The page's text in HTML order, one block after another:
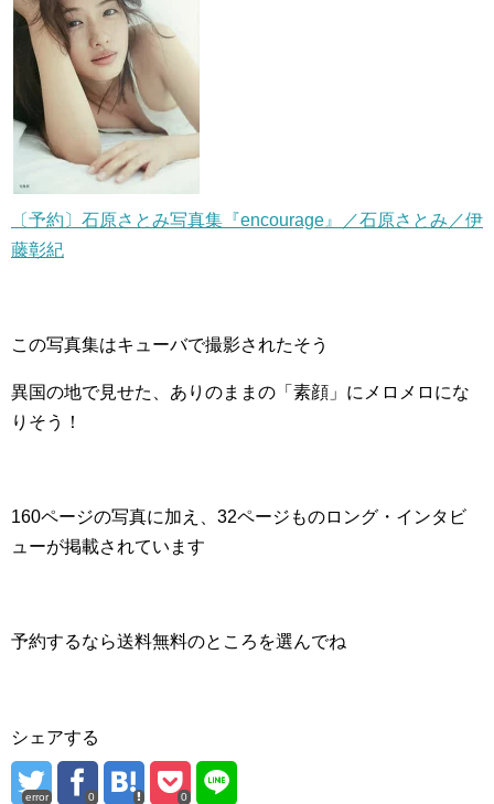
〔予約〕石原さとみ写真集『encourage』／石原さとみ／伊
藤彰紀
この写真集はキューバで撮影されたそう
異国の地で見せた、ありのままの「素顔」にメロメロにな
りそう！
160ページの写真に加え、32ページものロング・インタビ
ューが掲載されています
予約するなら送料無料のところを選んでね
シェアする
error 0 0